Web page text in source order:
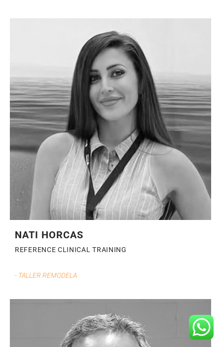
NATI HORCAS
REFERENCE CLINICAL TRAINING
- TALLER REMODELA